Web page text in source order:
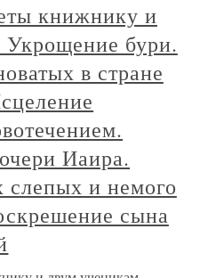
книжнику и
бури.
в стране
Иаира.
слепых и немого
сына